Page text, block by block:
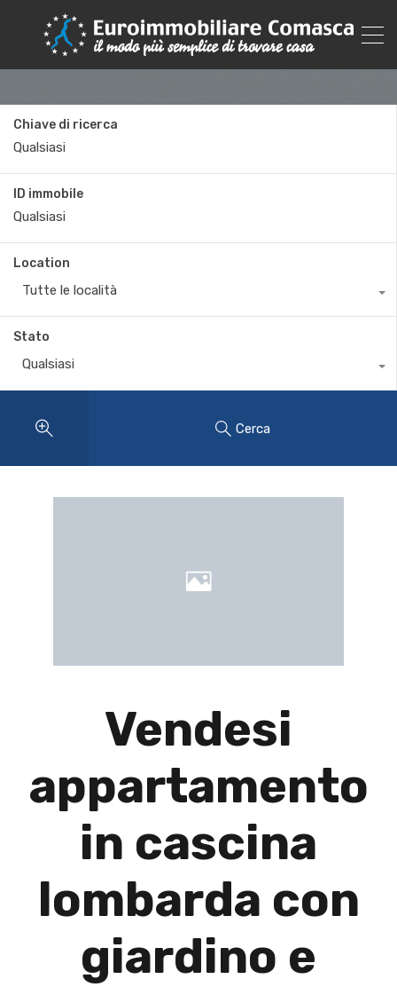
Chiave di ricerca
ID immobile
Location
Tutte le località
Stato
Qualsiasi
Cerca
Vendesi
appartamento
in cascina
lombarda con
giardino e